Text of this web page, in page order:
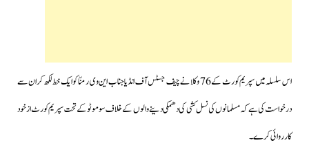
اس سلسلہ میں سپریم کورٹ کے 76 وکلا نے چیف جسٹس آف انڈیا جناب این وی رمنّا کو ایک خط لکھ کر ان سے
درخواست کی ہے کہ مسلمانوں کی نسل کشی کی دھمکی دینے والوں کے خلاف سوموٹو کے تحت سپریم کورٹ ازخود
کارروائی کرے۔